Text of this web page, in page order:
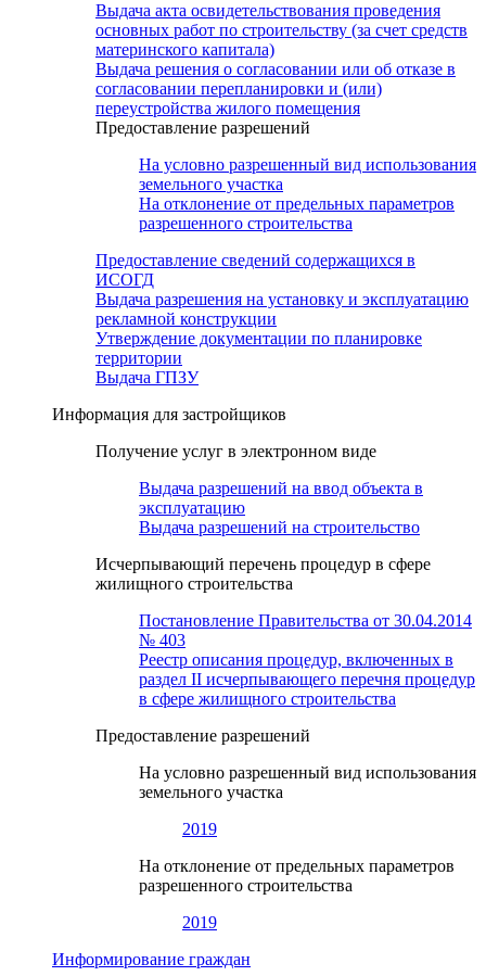
Выдача акта освидетельствования проведения
основных работ по строительству (за счет средств
материнского капитала)
Выдача решения о согласовании или об отказе в
согласовании перепланировки и (или)
переустройства жилого помещения
Предоставление разрешений
На условно разрешенный вид использования
земельного участка
На отклонение от предельных параметров
разрешенного строительства
Предоставление сведений содержащихся в
ИСОГД
Выдача разрешения на установку и эксплуатацию
рекламной конструкции
Утверждение документации по планировке
территории
Выдача ГПЗУ
Информация для застройщиков
Получение услуг в электронном виде
Выдача разрешений на ввод объекта в
эксплуатацию
Выдача разрешений на строительство
Исчерпывающий перечень процедур в сфере
жилищного строительства
Постановление Правительства от 30.04.2014
№ 403
Реестр описания процедур, включенных в
раздел II исчерпывающего перечня процедур
в сфере жилищного строительства
Предоставление разрешений
На условно разрешенный вид использования
земельного участка
2019
На отклонение от предельных параметров
разрешенного строительства
2019
Информирование граждан